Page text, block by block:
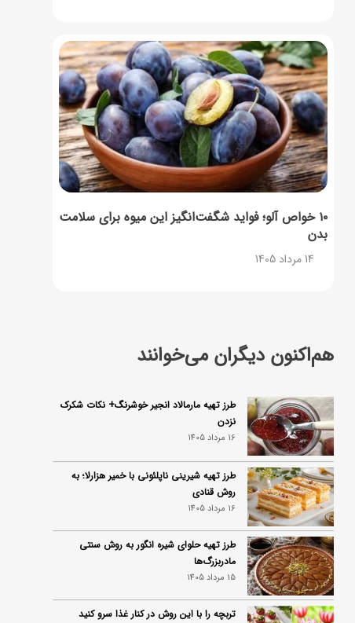
۱۰ خواص آلو؛ فواید شگفت‌انگیز این میوه برای سلامت
بدن
14 مرداد 1405
هم‌اکنون دیگران می‌خوانند
طرز تهیه مارمالاد انجیر خوشرنگ+ نکات شکرک
نزدن
16 مرداد 1405
طرز تهیه شیرینی ناپلئونی با خمیر هزارلا؛ به
روش قنادی
16 مرداد 1405
طرز تهیه حلوای شیره انگور به روش سنتی
مادربزرگ‌ها
15 مرداد 1405
تربچه را با این روش در کنار غذا سرو کنید